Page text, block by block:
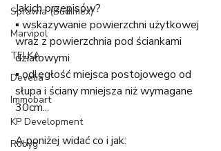
Sprawia (Budimex)
Marvipol
TELKA
Develia
Immobart
KP Development
Robyg
Jakich przepisów?
▪ wskazywanie powierzchni użytkowej
wraz z powierzchnia pod ściankami
działowymi
▪ odległość miejsca postojowego od
słupa i ściany mniejsza niż wymagane
30cm...
A poniżej widać co i jak: